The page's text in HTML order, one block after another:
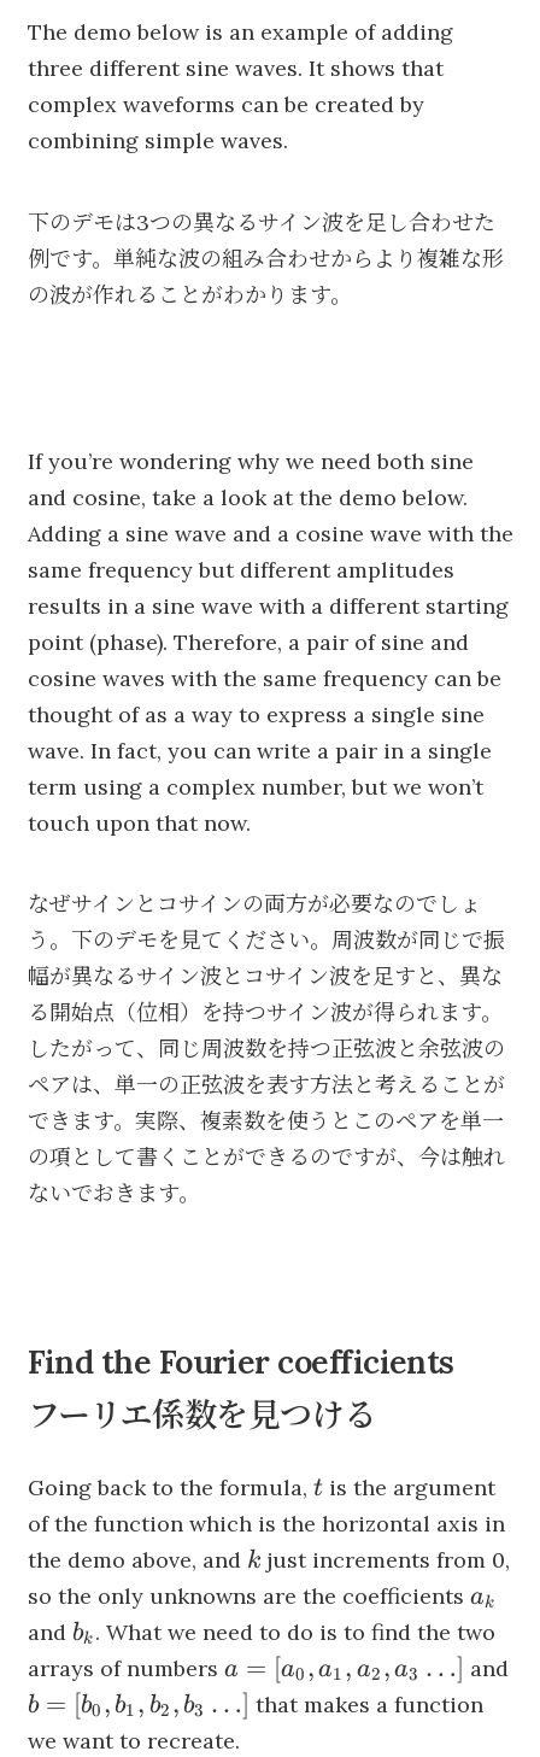
The demo below is an example of adding
three different sine waves. It shows that
complex waveforms can be created by
combining simple waves.
下のデモは3つの異なるサイン波を足し合わせた
例です。単純な波の組み合わせからより複雑な形
の波が作れることがわかります。
If you’re wondering why we need both sine
and cosine, take a look at the demo below.
Adding a sine wave and a cosine wave with the
same frequency but different amplitudes
results in a sine wave with a different starting
point (phase). Therefore, a pair of sine and
cosine waves with the same frequency can be
thought of as a way to express a single sine
wave. In fact, you can write a pair in a single
term using a complex number, but we won’t
touch upon that now.
なぜサインとコサインの両方が必要なのでしょ
う。下のデモを見てください。周波数が同じで振
幅が異なるサイン波とコサイン波を足すと、異な
る開始点（位相）を持つサイン波が得られます。
したがって、同じ周波数を持つ正弦波と余弦波の
ペアは、単一の正弦波を表す方法と考えることが
できます。実際、複素数を使うとこのペアを単一
の項として書くことができるのですが、今は触れ
ないでおきます。
Find the Fourier coefficients
フーリエ係数を見つける
Going back to the formula, t
t is the argument
of the function which is the horizontal axis in
the demo above, and k
k just increments from 0,
so the only unknowns are the coefficients a_k
ak
and b_k
bk . What we need to do is to find the two
arrays of numbers a =
[a_0,
a_1,
a = [a0 , a1 , a2 , a3 …] and
b =
[b_0,
b = [b0 , b1 , b2 , b3 …] that makes a function
we want to recreate.